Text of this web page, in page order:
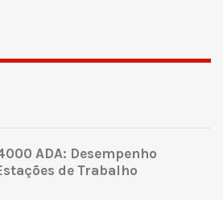
ADA: Desempenho
de Trabalho